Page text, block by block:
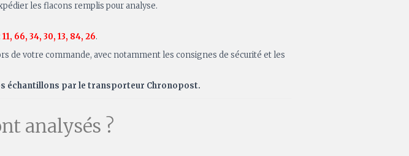
les flacons remplis pour analyse.
11, 66, 34, 30, 13, 84, 26.
de votre commande, avec notamment les consignes de sécurité et les
échantillons par le transporteur Chronopost.
analysés ?